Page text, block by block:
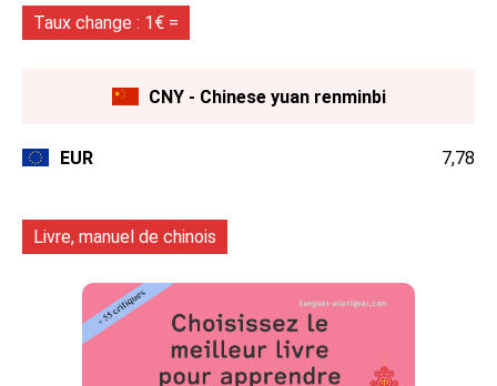
Taux change : 1€ =
CNY - Chinese yuan renminbi
EUR 7,78
Livre, manuel de chinois